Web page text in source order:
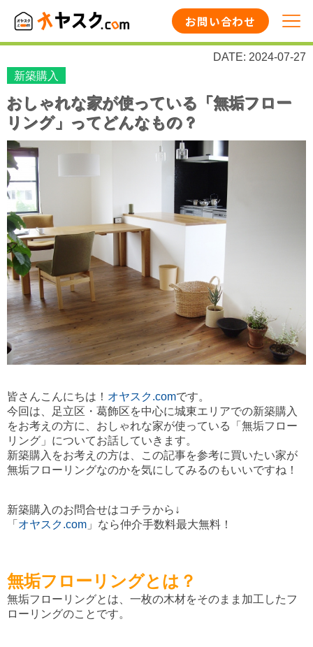
お問い合わせ
DATE: 2024-07-27
新築購入
おしゃれな家が使っている「無垢フロー
リング」ってどんなもの？
皆さんこんにちは！ オヤスク.comです。
今回は、足立区・葛飾区を中心に城東エリアでの新築購入
をお考えの方に、おしゃれな家が使っている「無垢フロー
リング」についてお話していきます。
新築購入をお考えの方は、この記事を参考に買いたい家が
無垢フローリングなのかを気にしてみるのもいいですね！
新築購入のお問合せはコチラから↓
「 オヤスク.com 」なら仲介手数料最大無料！
無垢フローリングとは？
無垢フローリングとは、一枚の木材をそのまま加工したフ
ローリングのことです。